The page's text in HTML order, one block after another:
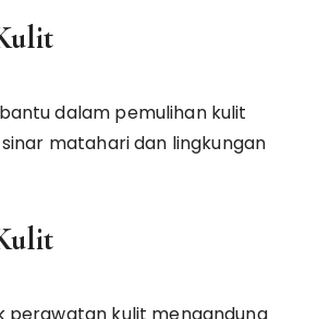
dalam pemulihan kulit
matahari dan lingkungan